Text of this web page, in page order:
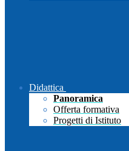
Didattica
Panoramica
Offerta formativa
Progetti di Istituto